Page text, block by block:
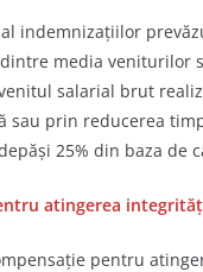
indemnizaţiilor
media veniturilor
salarial brut
sau prin reducerea
25% din baza de
atingerea
pentru